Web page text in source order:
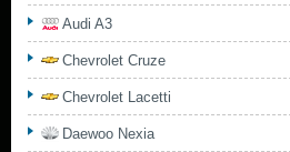
Audi A3
Chevrolet Cruze
Chevrolet Lacetti
Daewoo Nexia